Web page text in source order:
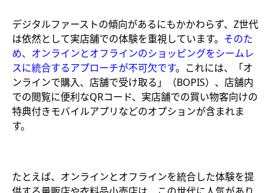
デジタルファーストの傾向があるにもかかわらず、Z世代
は依然として実店舗での体験を重視しています。 そのた
め、オンラインとオフラインのショッピングをシームレ
スに統合するアプローチが不可欠です。これには、「オ
ンラインで購入、店舗で受け取る」（BOPIS）、店舗内
での閲覧に便利なQRコード、実店舗での買い物客向けの
特典付きモバイルアプリなどのオプションが含まれま
す。
たとえば、オンラインとオフラインを統合した体験を提